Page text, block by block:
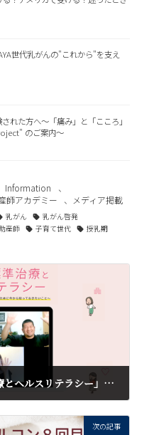
世代乳がんの"これから"を支え
れた方へ～「痛み」と「こころ」
のご案内～
Information
、
師アカデミー
、 メディア掲載
乳がん
乳がん啓発
産師 子育て世代 授乳期
セミナー「乳がんの標準治療とヘルスリテラシー」を終えて
次の記事